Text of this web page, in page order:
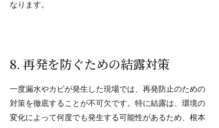
なります。
8. 再発を防ぐための結露対策
一度漏水やカビが発生した現場では、再発防止のための
対策を徹底することが不可欠です。特に結露は、環境の
変化によって何度でも発生する可能性があるため、根本